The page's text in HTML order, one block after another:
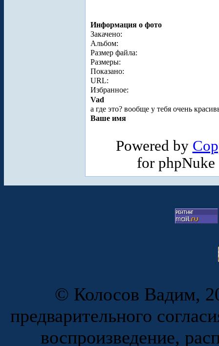
Информация о фото
Закачено:
Альбом:
Размер файла:
Размеры:
Показано:
URL:
Избранное:
Vad
а где это? вообще у тебя очень
Ваше имя
Powered by
for
© Колосов Вадим,
предварительного
воспроизведение,